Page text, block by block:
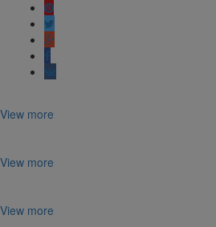
View more
View more
View more